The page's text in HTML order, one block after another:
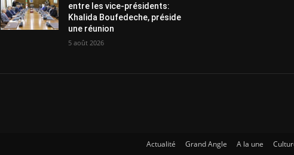
entre les vice-présidents:
Khalida Boufedeche, préside
une réunion
5 août 2026
Actualité Grand Angle A la une